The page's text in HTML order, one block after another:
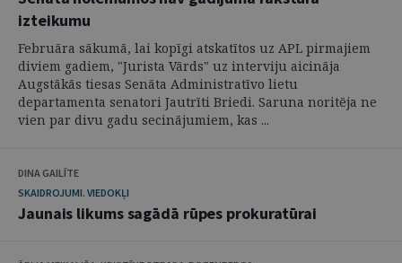
izteikumu
Februāra sākumā, lai kopīgi atskatītos uz APL pirmajiem
diviem gadiem, "Jurista Vārds" uz interviju aicināja
Augstākās tiesas Senāta Administratīvo lietu
departamenta senatori Jautrīti Briedi. Saruna noritēja ne
vien par divu gadu secinājumiem, kas ...
DINA GAILĪTE
SKAIDROJUMI. VIEDOKĻI
Jaunais likums sagādā rūpes prokuratūrai